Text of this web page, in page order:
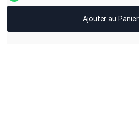
Ajouter au Panier